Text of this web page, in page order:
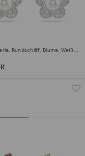
x Swarovski
Rundschliff, Blume, Weiß,